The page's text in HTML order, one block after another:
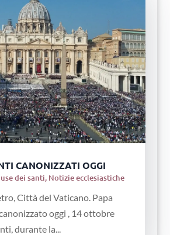
CANONIZZATI OGGI
dei santi, Notizie ecclesiastiche
Città del Vaticano. Papa
oggi , 14 ottobre
durante la...